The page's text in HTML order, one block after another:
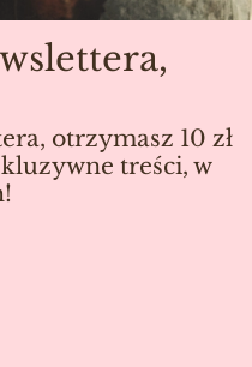
otrzymasz 10 zł
treści, w